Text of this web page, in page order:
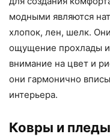
модными являются
хлопок, лен, шелк.
ощущение прохлады
внимание на цвет и
они гармонично
интерьера.
Ковры и пледы